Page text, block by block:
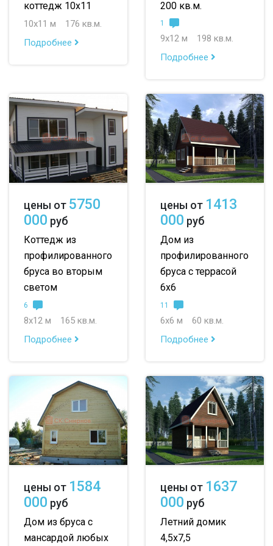
коттедж 10х11
10х11 м
176 кв.м.
Подробнее
200 кв.м.
1
9х12 м
198 кв.м.
Подробнее
цены от 5750
000 руб
Коттедж из
профилированного
бруса во вторым
светом
6
8х12 м
165 кв.м.
Подробнее
цены от 1413
000 руб
Дом из
профилированного
бруса с террасой
6х6
11
6х6 м
60 кв.м.
Подробнее
цены от 1584
000 руб
Дом из бруса с
мансардой любых
цены от 1637
000 руб
Летний домик
4,5х7,5